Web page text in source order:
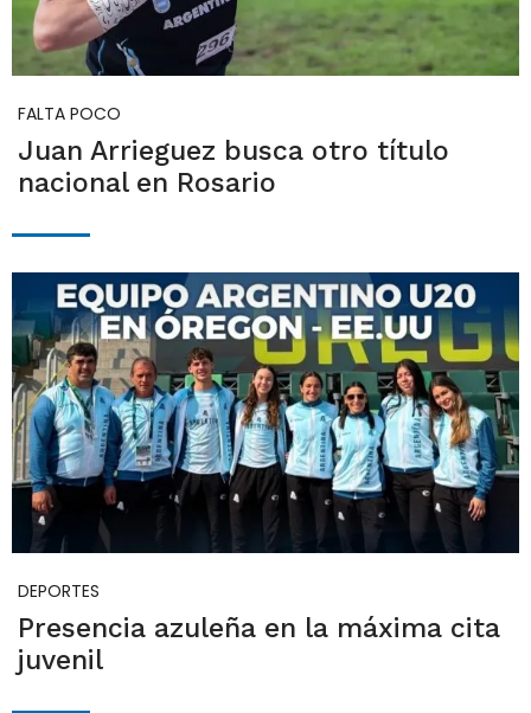
FALTA POCO
Juan Arrieguez busca otro título
nacional en Rosario
DEPORTES
Presencia azuleña en la máxima cita
juvenil